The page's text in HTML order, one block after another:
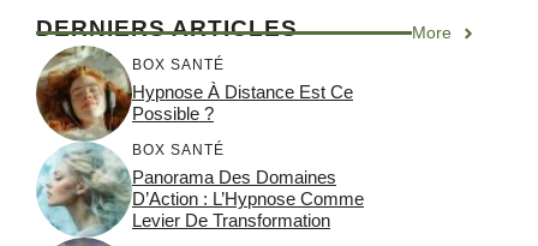
DERNIERS ARTICLES More
BOX SANTÉ
Hypnose À Distance Est Ce
Possible ?
BOX SANTÉ
Panorama Des Domaines
D’Action : L’Hypnose Comme
Levier De Transformation